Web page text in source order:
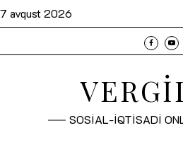
7 avqust 2026
SOSİAL-İQTİSADİ